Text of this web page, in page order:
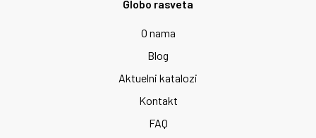
Globo rasveta
O nama
Blog
Aktuelni katalozi
Kontakt
FAQ